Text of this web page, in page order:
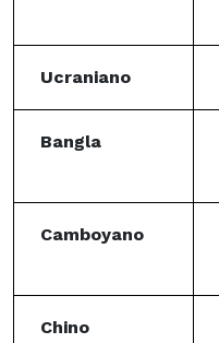
Ucraniano
Bangla
Camboyano
Chino